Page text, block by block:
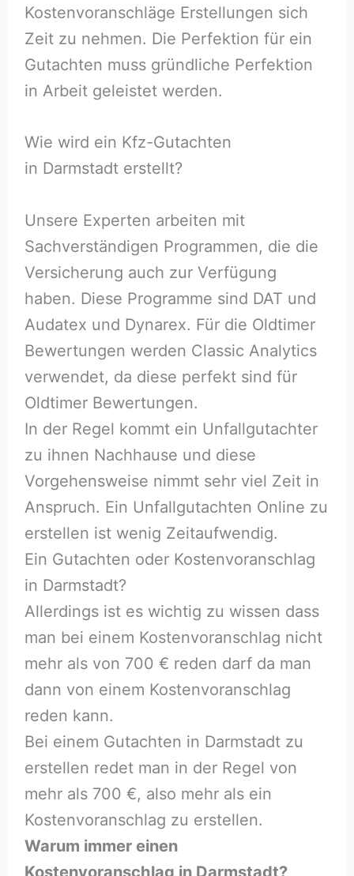
Kostenvoranschläge Erstellungen sich
Zeit zu nehmen. Die Perfektion für ein
Gutachten muss gründliche Perfektion
in Arbeit geleistet werden.
Wie wird ein Kfz-Gutachten
in Darmstadt erstellt?
Unsere Experten arbeiten mit
Sachverständigen Programmen, die die
Versicherung auch zur Verfügung
haben. Diese Programme sind DAT und
Audatex und Dynarex. Für die Oldtimer
Bewertungen werden Classic Analytics
verwendet, da diese perfekt sind für
Oldtimer Bewertungen.
In der Regel kommt ein Unfallgutachter
zu ihnen Nachhause und diese
Vorgehensweise nimmt sehr viel Zeit in
Anspruch. Ein Unfallgutachten Online zu
erstellen ist wenig Zeitaufwendig.
Ein Gutachten oder Kostenvoranschlag
in Darmstadt?
Allerdings ist es wichtig zu wissen dass
man bei einem Kostenvoranschlag nicht
mehr als von 700 € reden darf da man
dann von einem Kostenvoranschlag
reden kann.
Bei einem Gutachten in Darmstadt zu
erstellen redet man in der Regel von
mehr als 700 €, also mehr als ein
Kostenvoranschlag zu erstellen.
Warum immer einen
Kostenvoranschlag in Darmstadt?